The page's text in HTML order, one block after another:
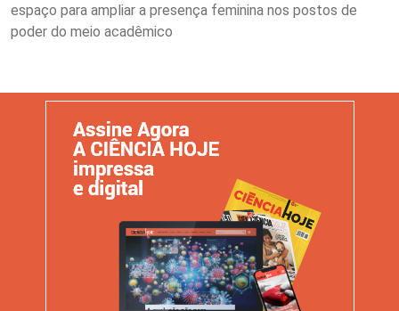
espaço para ampliar a presença feminina nos postos de
poder do meio acadêmico